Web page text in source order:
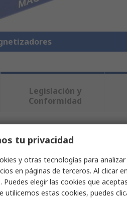
Legislación y
Conformidad
uno o varios atributos.
Valor
CK
tu privacidad
y otras tecnologías para
en páginas de terceros. Al clicar
Puedes elegir las cookies que
utilicemos estas cookies, puedes